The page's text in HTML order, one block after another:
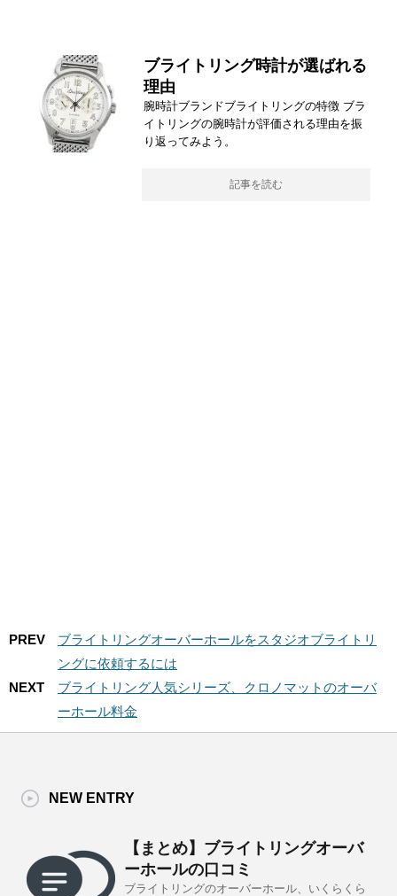
ブライトリング時計が選ばれる
理由
腕時計ブランドブライトリングの特徴 ブラ
イトリングの腕時計が評価される理由を振
り返ってみよう。
記事を読む
PREV
ブライトリングオーバーホールをスタジオブライトリ
ングに依頼するには
NEXT
ブライトリング人気シリーズ、クロノマットのオーバ
ーホール料金
NEW ENTRY
【まとめ】ブライトリングオーバ
ーホールの口コミ
ブライトリングのオーバーホール、いくらくら